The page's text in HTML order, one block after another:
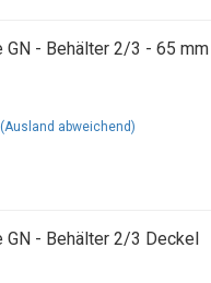
GN - Behälter 2/3 - 65 mm
(Ausland abweichend)
GN - Behälter 2/3 Deckel